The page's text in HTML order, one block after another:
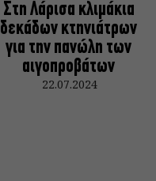
Στη Λάρισα κλιμάκια
δεκάδων κτηνιάτρων
για την πανώλη των
αιγοπροβάτων
22.07.2024